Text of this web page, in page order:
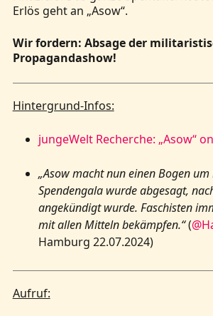
Erlös geht an „Asow“.
Wir fordern: Absage der
Propagandashow!
Hintergrund-Infos:
jungeWelt Recherche: „Asow“
„Asow macht nun einen Bogen
Spendengala wurde abgesagt,
angekündigt wurde. Faschisten
mit allen Mitteln bekämpfen.“(
Hamburg 22.07.2024)
Aufruf: